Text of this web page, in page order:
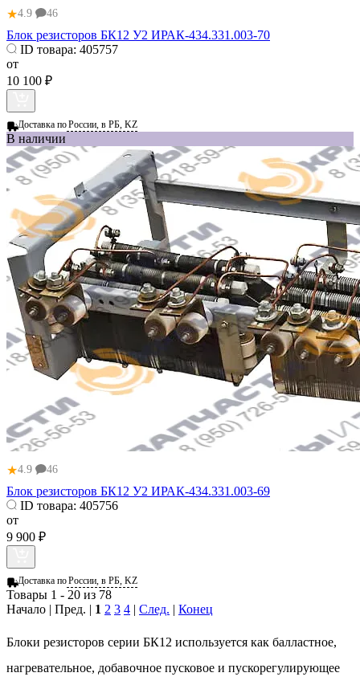
★4.9 46
Блок резисторов БК12 У2 ИРАК-434.331.003-70
ID товара: 405757
от
10 100 ₽
Доставка поРоссии, в РБ, KZ
В наличии
★4.9 46
Блок резисторов БК12 У2 ИРАК-434.331.003-69
ID товара: 405756
от
9 900 ₽
Доставка поРоссии, в РБ, KZ
Товары 1 - 20 из 78
Начало | Пред. | 1 2 3 4 | След. | Конец
Блоки резисторов серии БК12 используется как балластное,
нагревательное, добавочное пусковое и пускорегулирующее